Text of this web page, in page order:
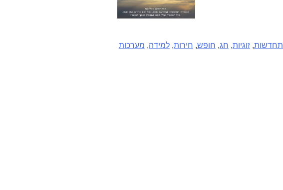
,זוגיות, חג, חופש, חירות,למידה, מערכות